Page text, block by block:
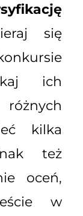
się
ich
kilka
też
oceń,
w